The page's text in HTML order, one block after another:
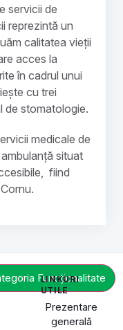
servicii de
reprezintă un
calitatea vieții
acces la
în cadrul unui
cu trei
de stomatologie.
medicale de
situat
fiind
Funcționalitate
LINKURI
UTILE
Prezentare
generală